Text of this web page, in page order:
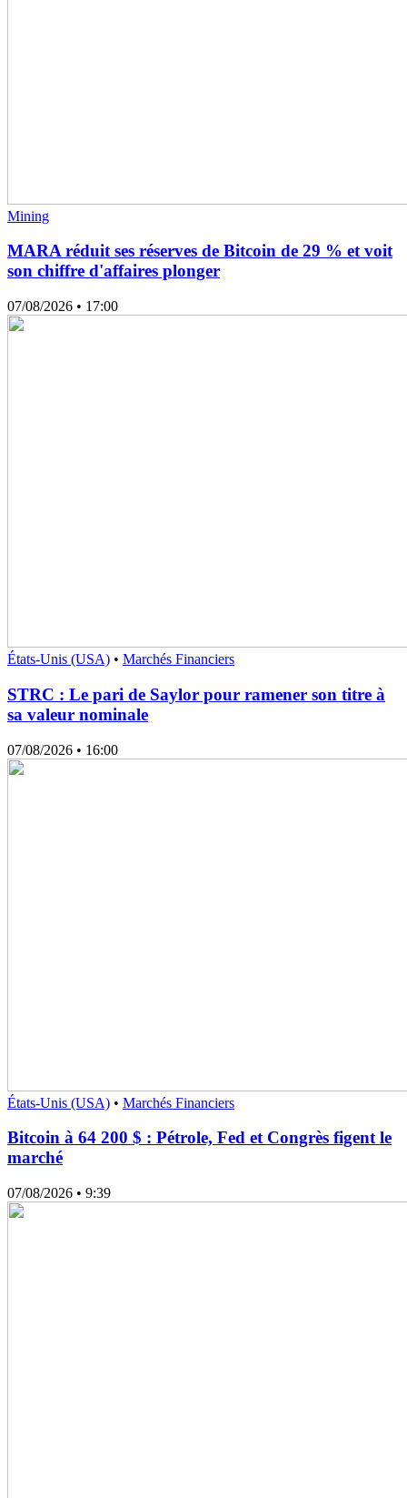
Mining
MARA réduit ses réserves de Bitcoin de 29 % et voit
son chiffre d'affaires plonger
07/08/2026 • 17:00
États-Unis (USA) • Marchés Financiers
STRC : Le pari de Saylor pour ramener son titre à
sa valeur nominale
07/08/2026 • 16:00
États-Unis (USA) • Marchés Financiers
Bitcoin à 64 200 $ : Pétrole, Fed et Congrès figent le
marché
07/08/2026 • 9:39